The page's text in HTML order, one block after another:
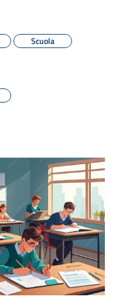
Scuola